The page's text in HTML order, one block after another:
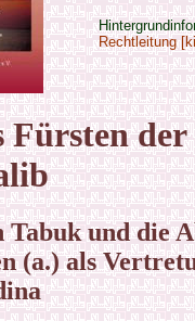
Rechtleitung
Fürsten
Tabuk und die
(a.) als